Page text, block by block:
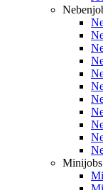
Minijobs